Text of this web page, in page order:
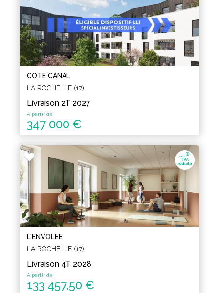
COTE CANAL
LA ROCHELLE (17)
Livraison 2T 2027
A partir de
347 000 €
L'ENVOLEE
LA ROCHELLE (17)
Livraison 4T 2028
A partir de
133 457,50 €